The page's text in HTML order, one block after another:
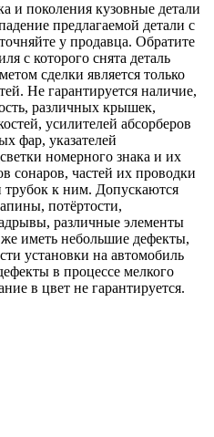
и поколения кузовные детали
предлагаемой детали с
у продавца. Обратите
с которого снята деталь
сделки является только
Не гарантируется наличие,
различных крышек,
усилителей абсорберов
фар, указателей
номерного знака и их
сонаров, частей их проводки
трубок к ним. Допускаются
потёртости,
различные элементы
иметь небольшие дефекты,
установки на автомобиль
в процессе мелкого
в цвет не гарантируется.